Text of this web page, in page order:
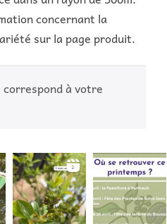
concernant la
sur la page produit.
à votre